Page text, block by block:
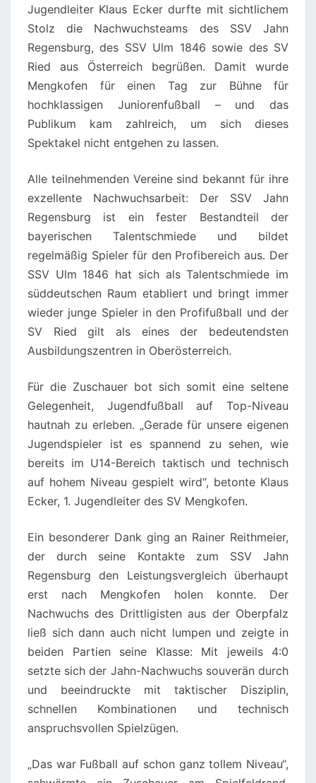
Jugendleiter Klaus Ecker durfte mit sichtlichem
Stolz die Nachwuchsteams des SSV Jahn
Regensburg, des SSV Ulm 1846 sowie des SV
Ried aus Österreich begrüßen. Damit wurde
Mengkofen für einen Tag zur Bühne für
hochklassigen Juniorenfußball – und das
Publikum kam zahlreich, um sich dieses
Spektakel nicht entgehen zu lassen.
Alle teilnehmenden Vereine sind bekannt für ihre
exzellente Nachwuchsarbeit: Der SSV Jahn
Regensburg ist ein fester Bestandteil der
bayerischen Talentschmiede und bildet
regelmäßig Spieler für den Profibereich aus. Der
SSV Ulm 1846 hat sich als Talentschmiede im
süddeutschen Raum etabliert und bringt immer
wieder junge Spieler in den Profifußball und der
SV Ried gilt als eines der bedeutendsten
Ausbildungszentren in Oberösterreich.
Für die Zuschauer bot sich somit eine seltene
Gelegenheit, Jugendfußball auf Top-Niveau
hautnah zu erleben. „Gerade für unsere eigenen
Jugendspieler ist es spannend zu sehen, wie
bereits im U14-Bereich taktisch und technisch
auf hohem Niveau gespielt wird“, betonte Klaus
Ecker, 1. Jugendleiter des SV Mengkofen.
Ein besonderer Dank ging an Rainer Reithmeier,
der durch seine Kontakte zum SSV Jahn
Regensburg den Leistungsvergleich überhaupt
erst nach Mengkofen holen konnte. Der
Nachwuchs des Drittligisten aus der Oberpfalz
ließ sich dann auch nicht lumpen und zeigte in
beiden Partien seine Klasse: Mit jeweils 4:0
setzte sich der Jahn-Nachwuchs souverän durch
und beeindruckte mit taktischer Disziplin,
schnellen Kombinationen und technisch
anspruchsvollen Spielzügen.
„Das war Fußball auf schon ganz tollem Niveau“,